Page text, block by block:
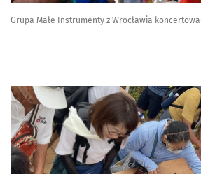
Grupa Małe Instrumenty z Wrocławia